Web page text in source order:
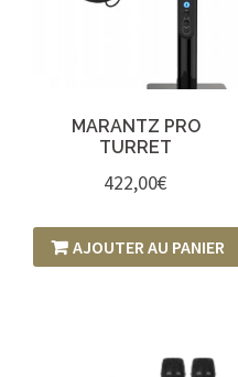
MARANTZ PRO
TURRET
422,00€
AJOUTER AU PANIER